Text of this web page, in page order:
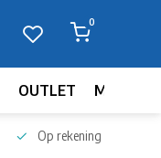
0
OUTLET Merken
Op rekening bestellen